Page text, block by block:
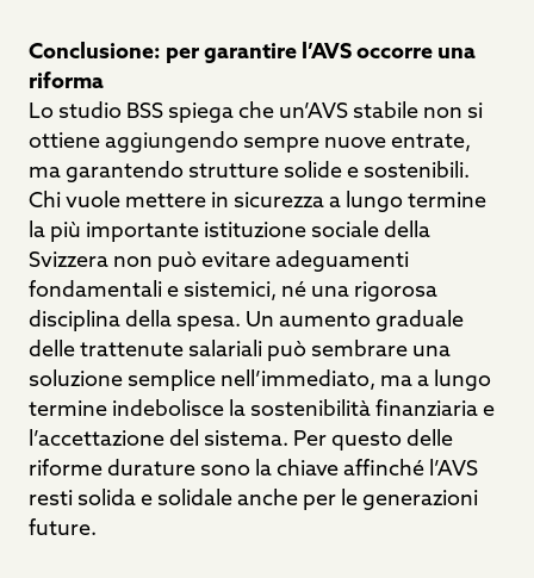
Conclusione: per garantire l’AVS occorre una
riforma
Lo studio BSS spiega che un’AVS stabile non si
ottiene aggiungendo sempre nuove entrate,
ma garantendo strutture solide e sostenibili.
Chi vuole mettere in sicurezza a lungo termine
la più importante istituzione sociale della
Svizzera non può evitare adeguamenti
fondamentali e sistemici, né una rigorosa
disciplina della spesa. Un aumento graduale
delle trattenute salariali può sembrare una
soluzione semplice nell’immediato, ma a lungo
termine indebolisce la sostenibilità finanziaria e
l’accettazione del sistema. Per questo delle
riforme durature sono la chiave affinché l’AVS
resti solida e solidale anche per le generazioni
future.